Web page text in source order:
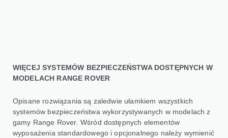
WIĘCEJ SYSTEMÓW BEZPIECZEŃSTWA DOSTĘPNYCH W
MODELACH RANGE ROVER
Opisane rozwiązania są zaledwie ułamkiem wszystkich
systemów bezpieczeństwa wykorzystywanych w modelach z
gamy Range Rover. Wśród dostępnych elementów
wyposażenia standardowego i opcjonalnego należy wymienić